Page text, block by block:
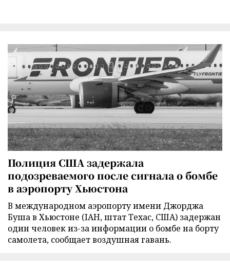
Полиция США задержала
подозреваемого после сигнала о бомбе
в аэропорту Хьюстона
В международном аэропорту имени Джорджа
Буша в Хьюстоне (IAH, штат Техас, США) задержан
один человек из-за информации о бомбе на борту
самолета, сообщает воздушная гавань.